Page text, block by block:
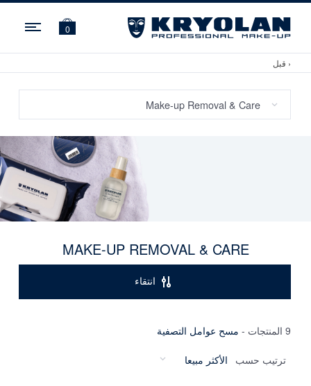
0
‹ قبل
MAKE-UP REMOVAL & CARE
انتقاء
9 المنتجات - مسح عوامل التصفية
ترتيب حسب